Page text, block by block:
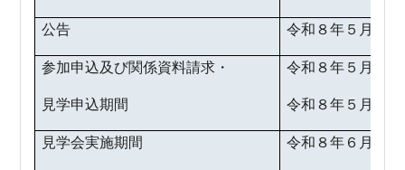
公告 令和８年５月18
参加申込及び関係資料請求・
見学申込期間
令和８年５月18
令和８年５月27
見学会実施期間 令和８年６月２